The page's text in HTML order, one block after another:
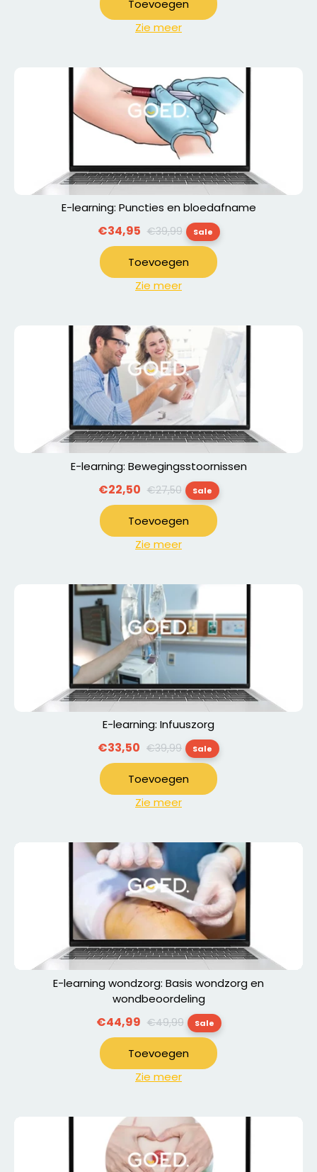
Toevoegen
Zie meer
E-learning: Puncties en bloedafname
€34,95 Normale
prijs
€39,99 Sale
Toevoegen
Zie meer
E-learning: Bewegingsstoornissen
€22,50 Normale
prijs
€27,50 Sale
Toevoegen
Zie meer
E-learning: Infuuszorg
€33,50 Normale
prijs
€39,99 Sale
Toevoegen
Zie meer
E-learning wondzorg: Basis wondzorg en
wondbeoordeling
€44,99 Normale
prijs
€49,99 Sale
Toevoegen
Zie meer